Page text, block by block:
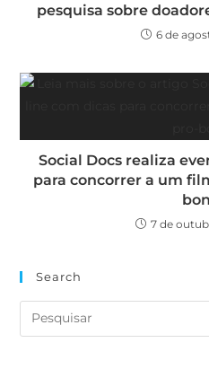
pesquisa sobre
6 de
Social Docs realiza
para concorrer a um
7 de
Search